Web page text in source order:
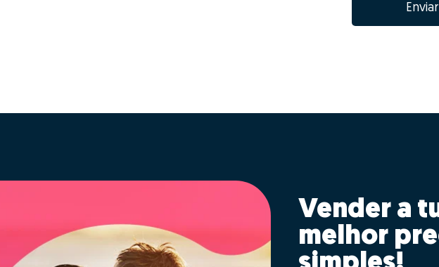
Enviar
Vender a
melhor